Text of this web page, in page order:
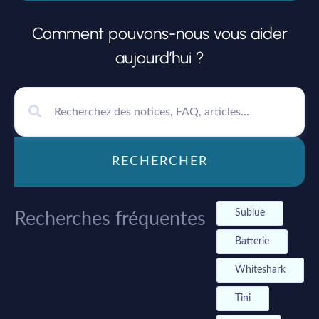
Comment pouvons-nous vous aider
aujourd’hui ?
RECHERCHER
Recherches fréquentes Sublue
Batterie
Whiteshark
Tini